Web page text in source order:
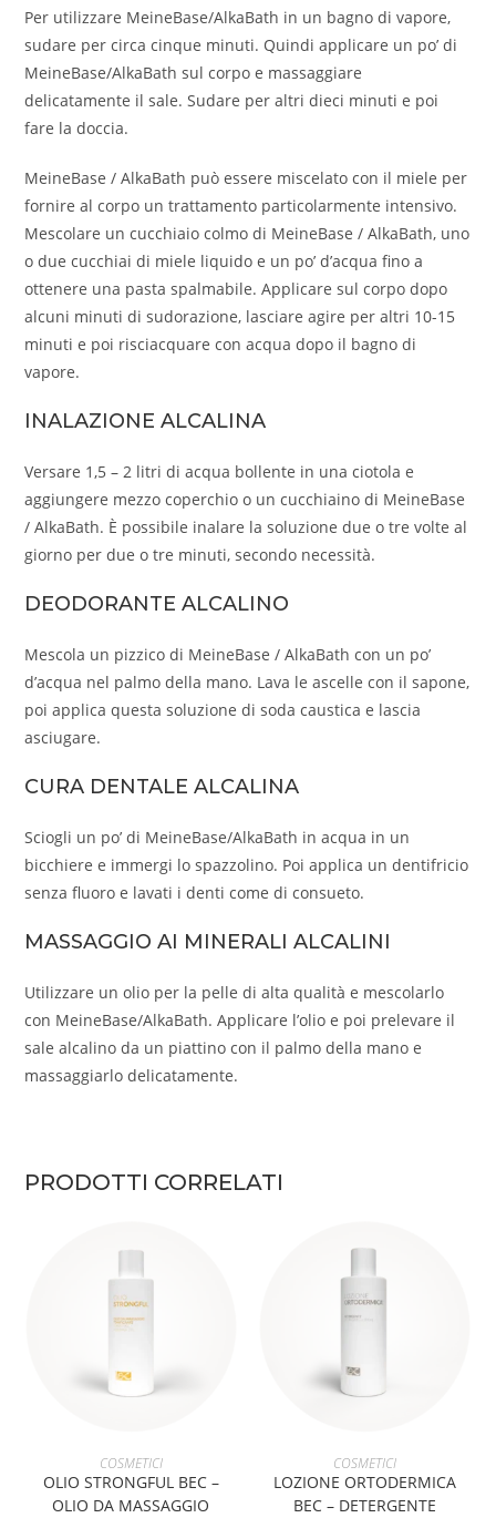
Per utilizzare MeineBase/AlkaBath in un bagno di vapore,
sudare per circa cinque minuti. Quindi applicare un po’ di
MeineBase/AlkaBath sul corpo e massaggiare
delicatamente il sale. Sudare per altri dieci minuti e poi
fare la doccia.
MeineBase / AlkaBath può essere miscelato con il miele per
fornire al corpo un trattamento particolarmente intensivo.
Mescolare un cucchiaio colmo di MeineBase / AlkaBath, uno
o due cucchiai di miele liquido e un po’ d’acqua fino a
ottenere una pasta spalmabile. Applicare sul corpo dopo
alcuni minuti di sudorazione, lasciare agire per altri 10-15
minuti e poi risciacquare con acqua dopo il bagno di
vapore.
INALAZIONE ALCALINA
Versare 1,5 – 2 litri di acqua bollente in una ciotola e
aggiungere mezzo coperchio o un cucchiaino di MeineBase
/ AlkaBath. È possibile inalare la soluzione due o tre volte al
giorno per due o tre minuti, secondo necessità.
DEODORANTE ALCALINO
Mescola un pizzico di MeineBase / AlkaBath con un po’
d’acqua nel palmo della mano. Lava le ascelle con il sapone,
poi applica questa soluzione di soda caustica e lascia
asciugare.
CURA DENTALE ALCALINA
Sciogli un po’ di MeineBase/AlkaBath in acqua in un
bicchiere e immergi lo spazzolino. Poi applica un dentifricio
senza fluoro e lavati i denti come di consueto.
MASSAGGIO AI MINERALI ALCALINI
Utilizzare un olio per la pelle di alta qualità e mescolarlo
con MeineBase/AlkaBath. Applicare l’olio e poi prelevare il
sale alcalino da un piattino con il palmo della mano e
massaggiarlo delicatamente.
PRODOTTI CORRELATI
AGGIUNGI AL CARRELLO
COSMETICI
OLIO STRONGFUL BEC –
OLIO DA MASSAGGIO
AGGIUNGI AL CARRELLO
COSMETICI
LOZIONE ORTODERMICA
BEC – DETERGENTE